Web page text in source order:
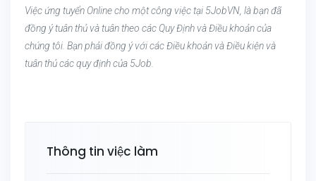
Việc ứng tuyển Online cho một công việc tại 5JobVN, là bạn đã
đồng ý tuân thủ và tuân theo các Quy Định và Điều khoản của
chúng tôi. Bạn phải đồng ý với các Điều khoản và Điều kiện và
tuân thủ các quy định của 5Job.
Thông tin việc làm